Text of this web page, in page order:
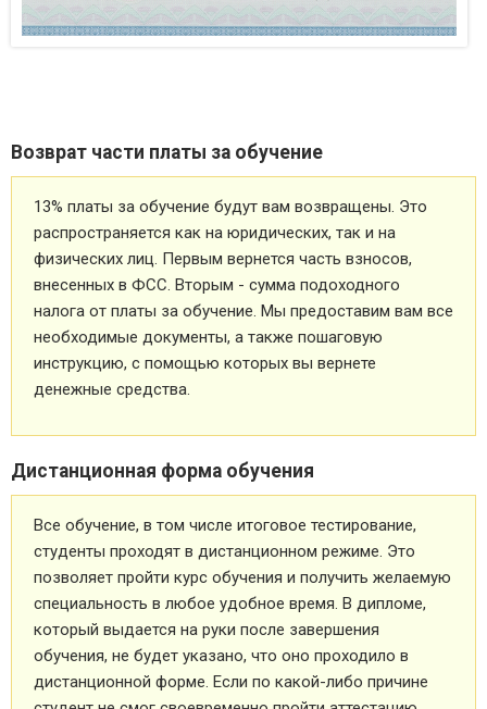
Возврат части платы за обучение
13% платы за обучение будут вам возвращены. Это
распространяется как на юридических, так и на
физических лиц. Первым вернется часть взносов,
внесенных в ФСС. Вторым - сумма подоходного
налога от платы за обучение. Мы предоставим вам все
необходимые документы, а также пошаговую
инструкцию, с помощью которых вы вернете
денежные средства.
Дистанционная форма обучения
Все обучение, в том числе итоговое тестирование,
студенты проходят в дистанционном режиме. Это
позволяет пройти курс обучения и получить желаемую
специальность в любое удобное время. В дипломе,
который выдается на руки после завершения
обучения, не будет указано, что оно проходило в
дистанционной форме. Если по какой-либо причине